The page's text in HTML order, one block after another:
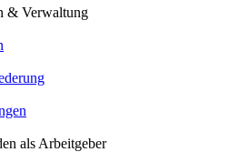
& Verwaltung
als Arbeitgeber